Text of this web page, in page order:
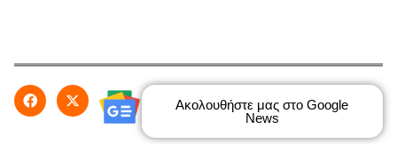
Ακολουθήστε μας στο Google
News